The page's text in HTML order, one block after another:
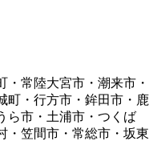
常陸大宮市・潮来市・
町・行方市・鉾田市・鹿
ら市・土浦市・つくば
・笠間市・常総市・坂東